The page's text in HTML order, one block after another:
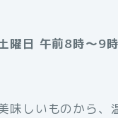
曜日 午前8時～9
味しいものから、